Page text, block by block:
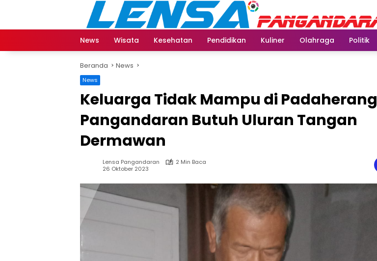
News
Wisata Kesehatan Pendidikan Kuliner Olahraga Politik
Beranda News
News
Keluarga Tidak Mampu di Padaherang
Pangandaran Butuh Uluran Tangan
Dermawan
Lensa Pangandaran
2 Min Baca
26 Oktober 2023